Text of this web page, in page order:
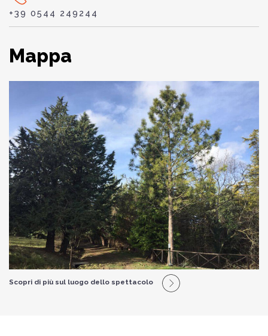
+39 0544 249244
Mappa
Scopri di più sul luogo dello spettacolo